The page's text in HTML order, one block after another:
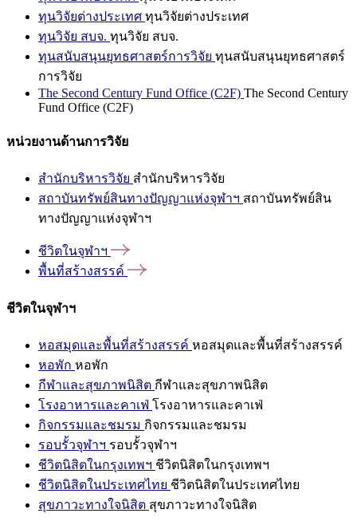
ทุนวิจัยต่างประเทศ ทุนวิจัยต่างประเทศ
ทุนวิจัย สบจ. ทุนวิจัย สบจ.
ทุนสนับสนุนยุทธศาสตร์การวิจัย ทุนสนับสนุนยุทธศาสตร์
การวิจัย
The Second Century Fund Office (C2F) The Second Century
Fund Office (C2F)
หน่วยงานด้านการวิจัย
สำนักบริหารวิจัย สำนักบริหารวิจัย
สถาบันทรัพย์สินทางปัญญาแห่งจุฬาฯ สถาบันทรัพย์สิน
ทางปัญญาแห่งจุฬาฯ
ชีวิตในจุฬาฯ
พื้นที่สร้างสรรค์
ชีวิตในจุฬาฯ
หอสมุดและพื้นที่สร้างสรรค์ หอสมุดและพื้นที่สร้างสรรค์
หอพัก หอพัก
กีฬาและสุขภาพนิสิต กีฬาและสุขภาพนิสิต
โรงอาหารและคาเฟ่ โรงอาหารและคาเฟ่
กิจกรรมและชมรม กิจกรรมและชมรม
รอบรั้วจุฬาฯ รอบรั้วจุฬาฯ
ชีวิตนิสิตในกรุงเทพฯ ชีวิตนิสิตในกรุงเทพฯ
ชีวิตนิสิตในประเทศไทย ชีวิตนิสิตในประเทศไทย
สุขภาวะทางใจนิสิต สุขภาวะทางใจนิสิต